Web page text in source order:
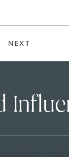
NEXT